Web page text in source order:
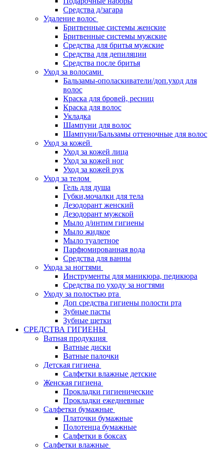
Средства д/загара
Удаление волос
Бритвенные системы женские
Бритвенные системы мужские
Средства для бритья мужские
Средства для депиляции
Средства после бритья
Уход за волосами
Бальзамы-ополаскиватели/доп.уход для
волос
Краска для бровей, ресниц
Краска для волос
Укладка
Шампуни для волос
Шампуни/Бальзамы оттеночные для волос
Уход за кожей
Уход за кожей лица
Уход за кожей ног
Уход за кожей рук
Уход за телом
Гель для душа
Губки,мочалки для тела
Дезодорант женский
Дезодорант мужской
Мыло д/интим гигиены
Мыло жидкое
Мыло туалетное
Парфюмированная вода
Средства для ванны
Ухода за ногтями
Инструменты для маникюра, педикюра
Средства по уходу за ногтями
Уходу за полостью рта
Доп средства гигиены полости рта
Зубные пасты
Зубные щетки
СРЕДСТВА ГИГИЕНЫ
Ватная продукция
Ватные диски
Ватные палочки
Детская гигиена
Салфетки влажные детские
Женская гигиена
Прокладки гигиенические
Прокладки ежедневные
Салфетки бумажные
Платочки бумажные
Полотенца бумажные
Салфетки в боксах
Салфетки влажные